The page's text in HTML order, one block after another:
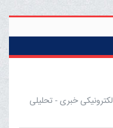
خبری - تحلیلی